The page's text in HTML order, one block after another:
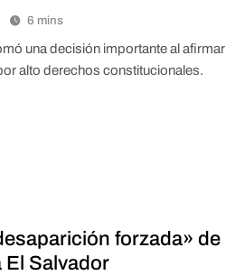
6 mins
una decisión importante al afirmar
alto derechos constitucionales.
forzada» de
Salvador